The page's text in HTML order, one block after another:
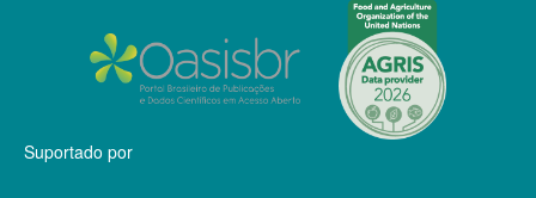
Suportado por